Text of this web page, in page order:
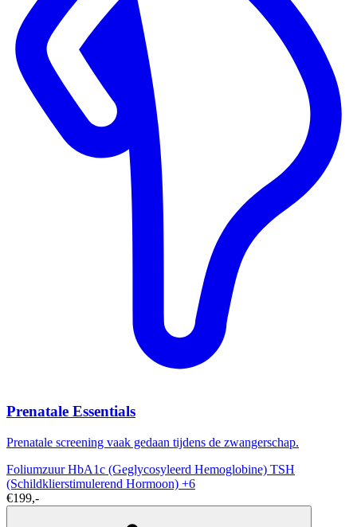
Prenatale Essentials
Prenatale screening vaak gedaan tijdens de zwangerschap.
FoliumzuurHbA1c (Geglycosyleerd Hemoglobine) TSH
(Schildklierstimulerend Hormoon) +6
€199,-